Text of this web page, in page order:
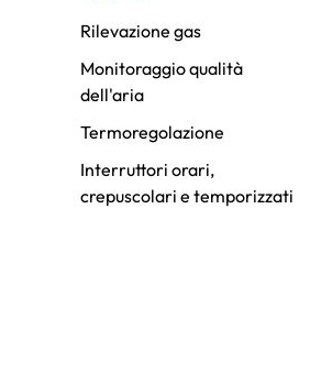
Rilevazione gas
Monitoraggio qualità
dell'aria
Termoregolazione
Interruttori orari,
crepuscolari e temporizzati